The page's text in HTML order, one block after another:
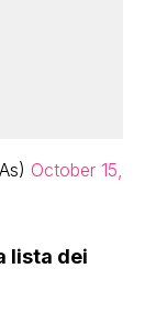
October 15,
lista dei